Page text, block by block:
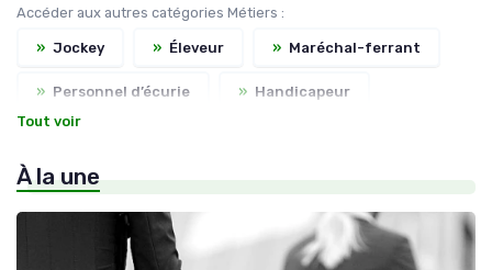
Accéder aux autres catégories Métiers :
» Jockey » Éleveur » Maréchal-ferrant
» Personnel d’écurie » Handicapeur
» Directeur d’hippodrome
Tout voir
À la une